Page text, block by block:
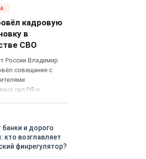
кадровую
в
СВО
России Владимир
совещание с
сил РФ и
спецоперацией.
и дорого
кто возглавляет
финрегулятор?